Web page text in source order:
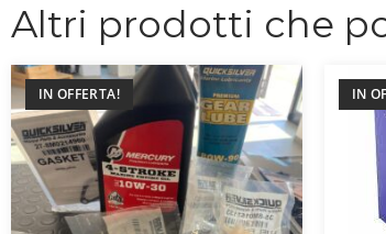
Altri prodotti che
IN OFFERTA! IN